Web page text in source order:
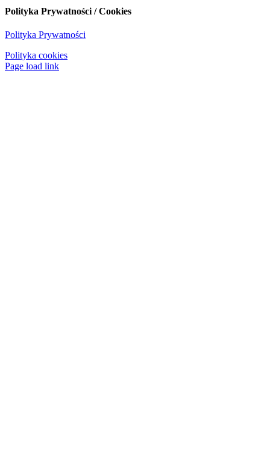
Polityka Prywatności / Cookies
Polityka Prywatności
Polityka cookies
Page load link